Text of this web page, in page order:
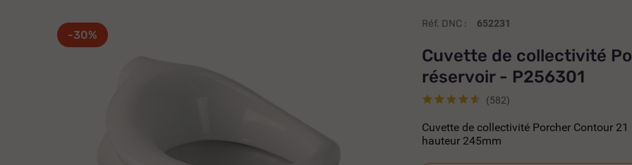
-30%
Réf. DNC : 652231
Cuvette de collectivité
réservoir - P256301
(582)
Cuvette de collectivité Porcher Contour
hauteur 245mm